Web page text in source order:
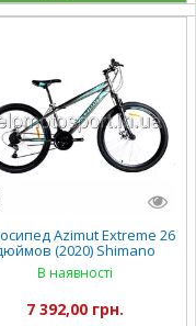
Azimut Extreme 26
(2020) Shimano
В наявності
7 392,00 грн.